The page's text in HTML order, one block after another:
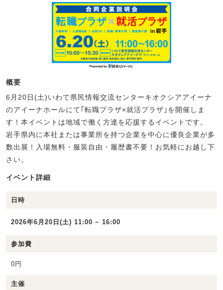
概要
6月20日(土)いわて県民情報交流センターキオクシアアイーナ
のアイーナホールにて｢転職プラザ×就活プラザ｣を開催しま
す！本イベントは地域で働く方達を応援するイベントです。
岩手県内に本社または事業所を持つ企業を中心に優良企業が多
数出展！入場無料・服装自由・履歴書不要！お気軽にお越し下
さい。
イベント詳細
日時
2026年6月20日(土) 11:00 ~ 16:00
参加費
0円
主催